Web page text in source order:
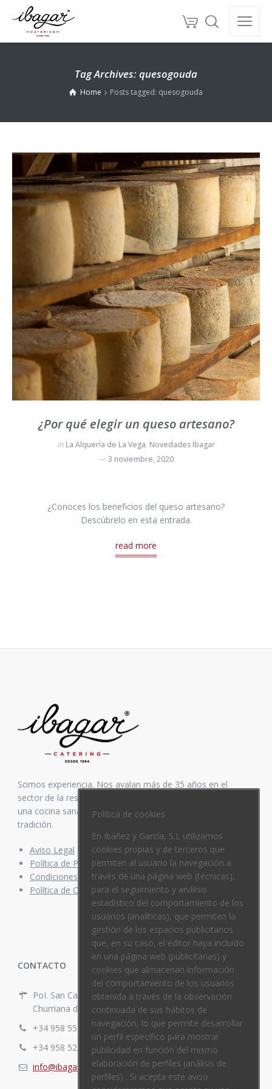
Tag Archives: quesogouda
Home Posts tagged: quesogouda
¿Por qué elegir un queso artesano?
in La Alquería de La Vega, Novedades Ibagar
3 noviembre, 2020
¿Conoces los beneficios del queso artesano?
Descúbrelo en esta entrada.
read more
Somos experiencia. Nos avalan más de 35 años en el
sector de la restauración. Inspirados siempre en elaborar
una cocina sana y equilibrada, mezcla de vanguardia y
tradición.
Aviso Legal
Política de Privacidad
Condiciones de compra
Política de Cookies
CONTACTO
PoI. San Cayetano. C/ España Nº 10
Churriana de la Vega, Granada, España.
+34 958 55 29 74
+34 958 52 20 80
info@ibagar.com
Política de cookies
En Ibáñez y García, S.L utilizamos
cookies propias y de terceros que
permiten al usuario la navegación a
través de una página web (técnicas),
para el seguimiento y análisis
estadístico del comportamiento de los
usuarios (analíticas), que permiten la
gestión de los espacios publicitarios
que, en su caso, el editor haya incluido
en una página web (publicitarias) y
cookies que almacenan información
del comportamiento de los usuarios
obtenida a través de la observación
continuada de sus hábitos de
navegación, lo que permite desarrollar
un perfil específico para mostrar
publicidad en función del mismo
elaboración de perfiles (análisis de
perfiles) . Si acepta este aviso